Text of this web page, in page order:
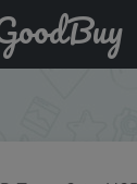
Gocomma